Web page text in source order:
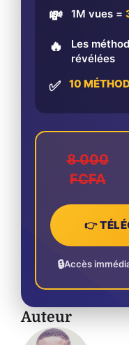
💸 1M vues =
🔥 Les
révélées
✅ 10
8 000
FCFA
👉
🔒Accès
Auteur